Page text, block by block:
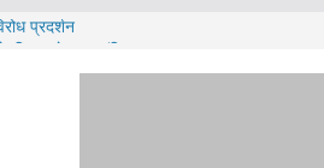
प्रदर्शन
बारिश का अलर्ट ज़ारी